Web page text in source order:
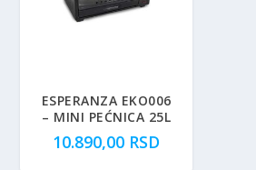
ESPERANZA EKO006
– MINI PEĆNICA 25L
10.890,00 RSD